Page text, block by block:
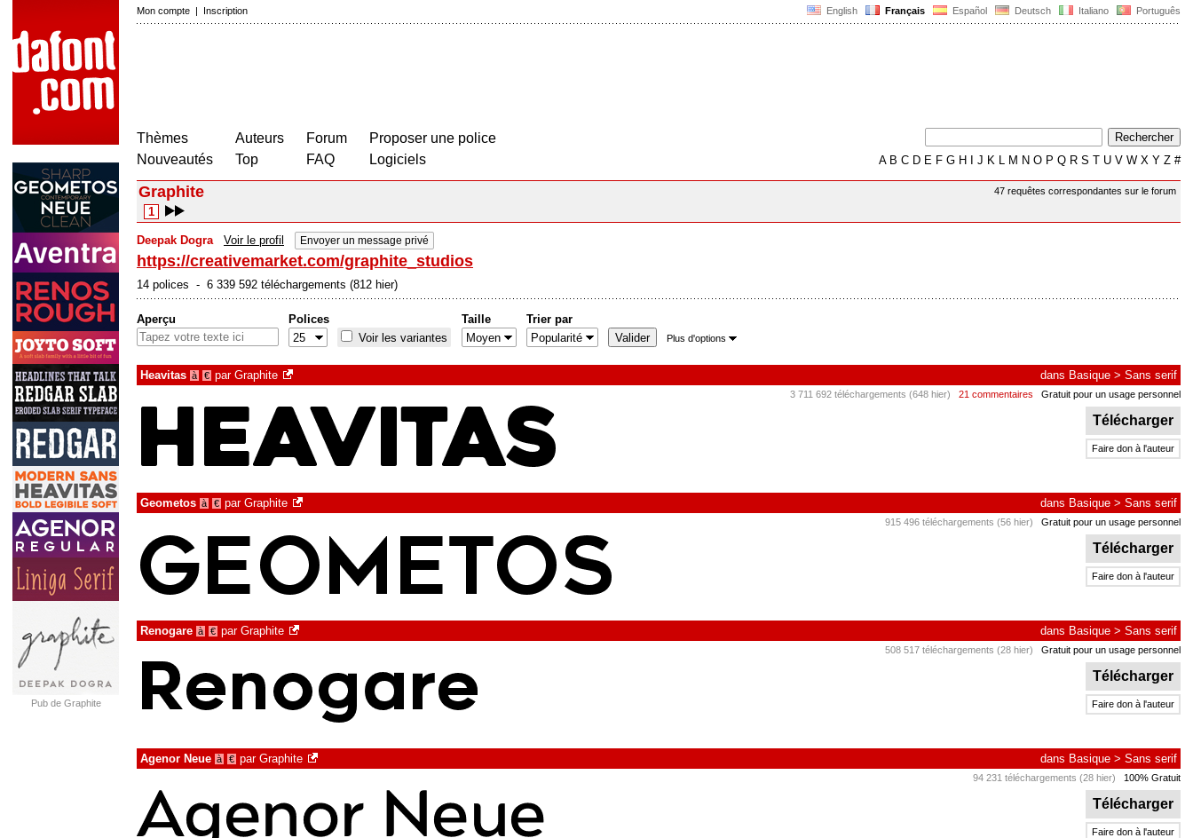
English Français Español Deutsch Italiano Português
Mon compte | Inscription
Thèmes
Nouveautés
Auteurs
Top
Forum
FAQ
Proposer une police
Logiciels
AB C D E F G H J K L M N O P Q R S T U V W X Y Z #
Pub de Graphite
47 requêtes correspondantes sur le forum
Graphite
1
Deepak Dogra Voir le profil Envoyer un message privé
https://creativemarket.com/graphite_studios
14 polices - 6 339 592 téléchargements (812 hier)
Aperçu
Polices
Voir les variantes
Taille Trier par
Plus d'options
Heavitas à € par Graphite dans Basique > Sans serif
3 711 692 téléchargements (648 hier) 21 commentaires Gratuit pour un usage personnel
Télécharger
Faire don à l'auteur
Geometos à € par Graphite dans Basique > Sans serif
915 496 téléchargements (56 hier) Gratuit pour un usage personnel
Télécharger
Faire don à l'auteur
Renogare à € par Graphite dans Basique > Sans serif
508 517 téléchargements (28 hier) Gratuit pour un usage personnel
Télécharger
Faire don à l'auteur
Agenor Neue à € par Graphite dans Basique > Sans serif
94 231 téléchargements (28 hier) 100% Gratuit
Télécharger
Faire don à l'auteur